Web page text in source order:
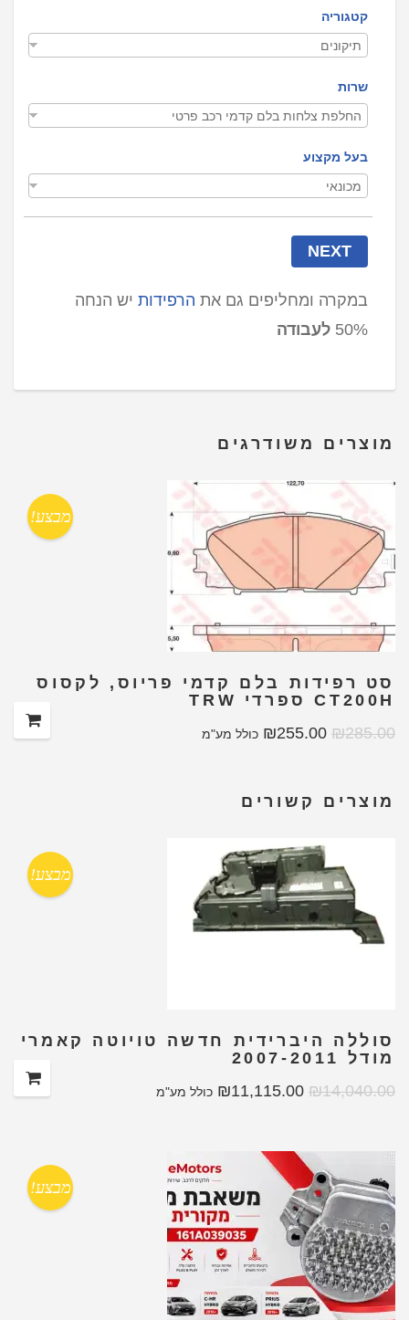
קטגוריה
שרות
בעל מקצוע
NEXT
במקרה ומחליפים גם את הרפידות יש הנחה
50% לעבודה
מוצרים משודרגים
מבצע!
סט רפידות בלם קדמי פריוס, לקסוס
CT200H ספרדי TRW
₪285.00
₪255.00 כולל מע"מ
מוצרים קשורים
מבצע!
סוללה היברידית חדשה טויוטה קאמרי
מודל 2007-2011
₪14,040.00
₪11,115.00 כולל מע"מ
מבצע!